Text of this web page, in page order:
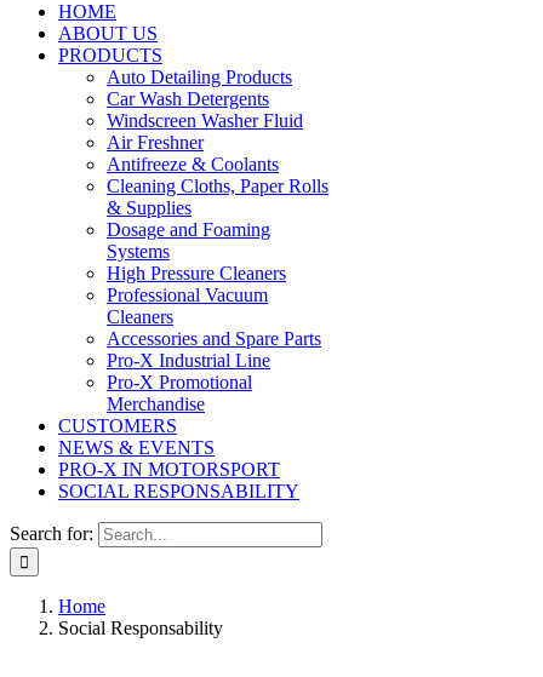
HOME
ABOUT US
PRODUCTS
Auto Detailing Products
Car Wash Detergents
Windscreen Washer Fluid
Air Freshner
Antifreeze & Coolants
Cleaning Cloths, Paper Rolls
& Supplies
Dosage and Foaming
Systems
High Pressure Cleaners
Professional Vacuum
Cleaners
Accessories and Spare Parts
Pro-X Industrial Line
Pro-X Promotional
Merchandise
CUSTOMERS
NEWS & EVENTS
PRO-X IN MOTORSPORT
SOCIAL RESPONSABILITY
Search for:
Home
Social Responsability